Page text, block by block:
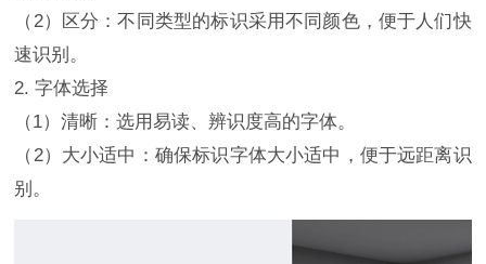
（2）区分：不同类型的标识采用不同颜色，便于人们快
速识别。
2. 字体选择
（1）清晰：选用易读、辨识度高的字体。
（2）大小适中：确保标识字体大小适中，便于远距离识
别。